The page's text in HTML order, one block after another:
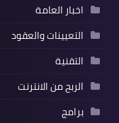
اخبار العامة
التعيينات والعقود
التقنية
الربح من الانترنت
برامج